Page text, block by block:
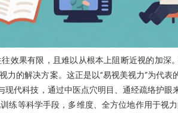
效果有限，且难以从根本上阻断近视的加深
的解决方案。这正是以“易视美视力”为代
现代科技，通过中医点穴明目、通经疏络护
练等科学手段，多维度、全方位地作用于视